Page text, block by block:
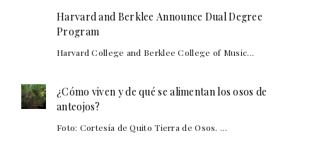
Harvard and Berklee Announce Dual Degree
Program
Harvard College and Berklee College of Music...
¿Cómo viven y de qué se alimentan los osos de
anteojos?
Foto: Cortesía de Quito Tierra de Osos. ...